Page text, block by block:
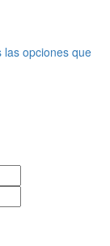
las opciones que